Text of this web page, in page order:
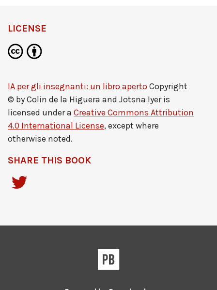
LICENSE
IA per gli insegnanti: un libro apertoCopyright
© byColin de la Higuera and Jotsna Iyeris
licensed under a Creative Commons Attribution
4.0 International License, except where
otherwise noted.
SHARE THIS BOOK